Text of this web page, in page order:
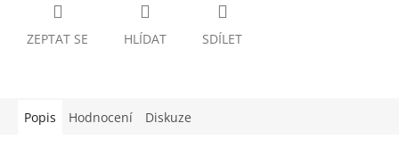
ZEPTAT SE HLÍDAT SDÍLET
Popis Hodnocení Diskuze